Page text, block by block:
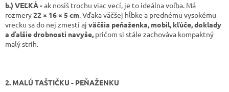
b.) VEĽKÁ -ak nosíš trochu viac vecí, je to ideálna voľba. Má
rozmery22 × 16 × 5 cm. Vďaka väčšej hĺbke a prednému vysokému
vrecku sa do nej zmestí aj väčšia peňaženka, mobil, kľúče, doklady
a ďalšie drobnosti navyše, pričom si stále zachováva kompaktný
malý strih.
2. MALÚ TAŠTIČKU - PEŇAŽENKU